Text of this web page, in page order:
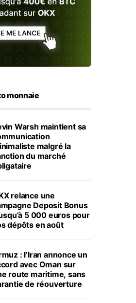
monnaie
Warsh maintient sa
malgré la
du marché
relance une
Deposit Bonus
5 000 euros pour
dépôts en août
: l’Iran annonce un
avec Oman sur
route maritime, sans
de réouverture